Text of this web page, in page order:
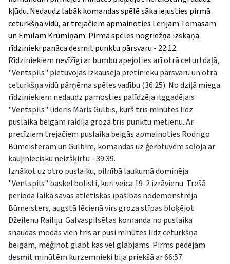
kļūdu. Nedaudz labāk komandas spēlē sāka iejusties pirmā
ceturkšņa vidū, ar trejačiem apmainoties Lerijam Tomasam
un Emīlam Krūmiņam. Pirmā spēles nogriežņa izskaņā
rīdzinieki panāca desmit punktu pārsvaru - 22:12.
Rīdziniekiem nevīžīgi ar bumbu apejoties arī otrā ceturtdaļā,
"Ventspils" pietuvojās izkausēja pretinieku pārsvaru un otrā
ceturkšņa vidū pārņēma spēles vadību (36:25). No dziļā miega
rīdziniekiem nedaudz pamosties palīdzēja ilggadējais
"Ventspils" līderis Māris Gulbis, kurš trīs minūtes līdz
puslaika beigām raidīja grozā trīs punktu metienu. Ar
precīziem trejačiem puslaika beigās apmainoties Rodrigo
Būmeisteram un Gulbim, komandas uz ģērbtuvēm soļoja ar
kaujiniecisku neizšķirtu - 39:39.
Iznākot uz otro puslaiku, pilnībā laukumā dominēja
"Ventspils" basketbolisti, kuri veica 19-2 izrāvienu. Trešā
perioda laikā savas atlētiskās īpašības nodemonstrēja
Būmeisters, augstā lēcienā virs groza stīpas bloķējot
Džeilenu Railiju. Galvaspilsētas komanda no puslaika
snaudas modās vien trīs ar pusi minūtes līdz ceturkšņa
beigām, mēģinot glābt kas vēl glābjams. Pirms pēdējām
desmit minūtēm kurzemnieki bija priekšā ar 66:57.